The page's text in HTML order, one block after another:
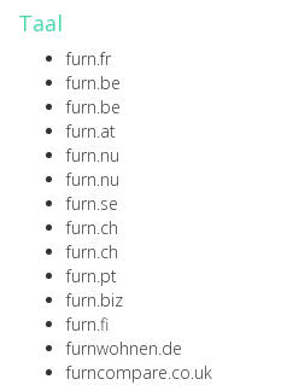
Taal
furn.fr
furn.be
furn.be
furn.at
furn.nu
furn.nu
furn.se
furn.ch
furn.ch
furn.pt
furn.biz
furn.fi
furnwohnen.de
furncompare.co.uk